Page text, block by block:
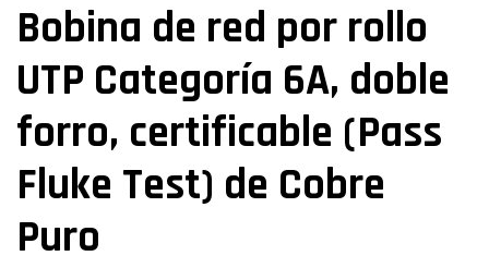
Bobina de red por rollo
UTP Categoría 6A, doble
forro, certificable (Pass
Fluke Test) de Cobre
Puro